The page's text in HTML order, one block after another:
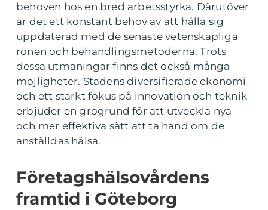
behoven hos en bred arbetsstyrka. Därutöver
är det ett konstant behov av att hålla sig
uppdaterad med de senaste vetenskapliga
rönen och behandlingsmetoderna. Trots
dessa utmaningar finns det också många
möjligheter. Stadens diversifierade ekonomi
och ett starkt fokus på innovation och teknik
erbjuder en grogrund för att utveckla nya
och mer effektiva sätt att ta hand om de
anställdas hälsa.
Företagshälsovårdens
framtid i Göteborg